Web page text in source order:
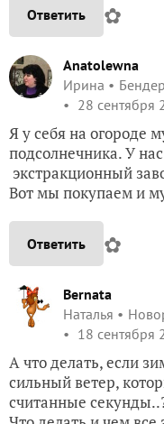
Ответить ✿
Anatolewna
Ирина
28 сентября
Я у себя на огороде
подсолнечника. У
экстракционный
Вот мы покупаем и
Ответить ✿
Bernata
Наталья
18 сентября
А что делать, если
сильный ветер,
считанные